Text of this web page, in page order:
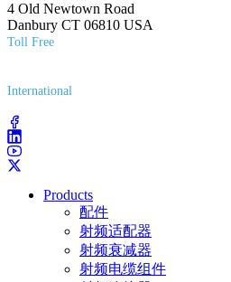
4 Old Newtown Road
Danbury CT 06810 USA
Toll Free
International
Products
配件
射频适配器
射频衰减器
射频电缆组件